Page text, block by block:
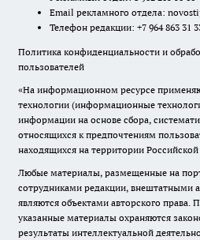
Email рекламного отдела:
Телефон редакции: +7 964 863 31
Политика конфиденциальности и
пользователей
«На информационном ресурсе
технологии (информационные
информации на основе сбора,
относящихся к предпочтениям
находящихся на территории
Любые материалы, размещенные на
сотрудниками редакции, внештатными
являются объектами авторского права.
указанные материалы охраняются
результаты интеллектуальной